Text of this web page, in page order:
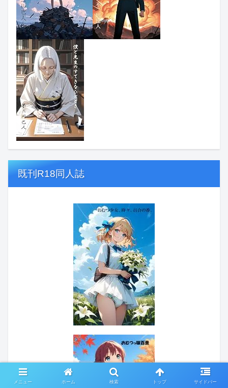
既刊R18同人誌
メニュー ホーム 検索 トップ サイドバー